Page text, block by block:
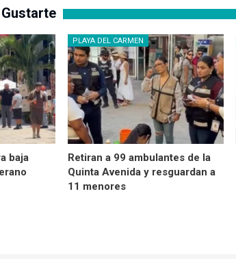
baja
PLAYA DEL CARMEN
Retiran a 99 ambulantes de la
Quinta Avenida y resguardan a
11 menores